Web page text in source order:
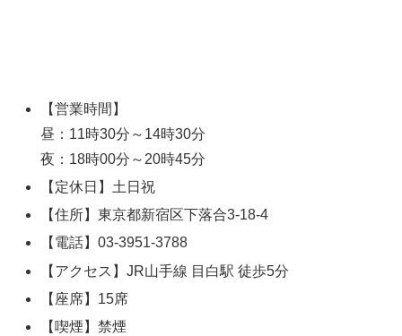
【営業時間】
昼：11時30分～14時30分
夜：18時00分～20時45分
【定休日】土日祝
【住所】東京都新宿区下落合3-18-4
【電話】03-3951-3788
【アクセス】JR山手線 目白駅 徒歩5分
【座席】15席
【喫煙】禁煙